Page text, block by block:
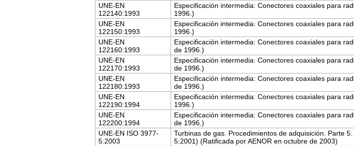
UNE-EN
122140:1993
Especificación intermedia: Conectores coaxiales para
1996.)
UNE-EN
122150:1993
Especificación intermedia: Conectores coaxiales para
1996.)
UNE-EN
122160:1993
Especificación intermedia: Conectores coaxiales para
de 1996.)
UNE-EN
122170:1993
Especificación intermedia: Conectores coaxiales para
de 1996.)
UNE-EN
122180:1993
Especificación intermedia: Conectores coaxiales para
de 1996.)
UNE-EN
122190:1994
Especificación intermedia: Conectores coaxiales para
1996.)
UNE-EN
122200:1994
Especificación intermedia: Conectores coaxiales para
de 1996.)
UNE-EN ISO 3977-
5:2003
Turbinas de gas. Procedimientos de adquisición. Parte
5:2001) (Ratificada por AENOR en octubre de 2003)